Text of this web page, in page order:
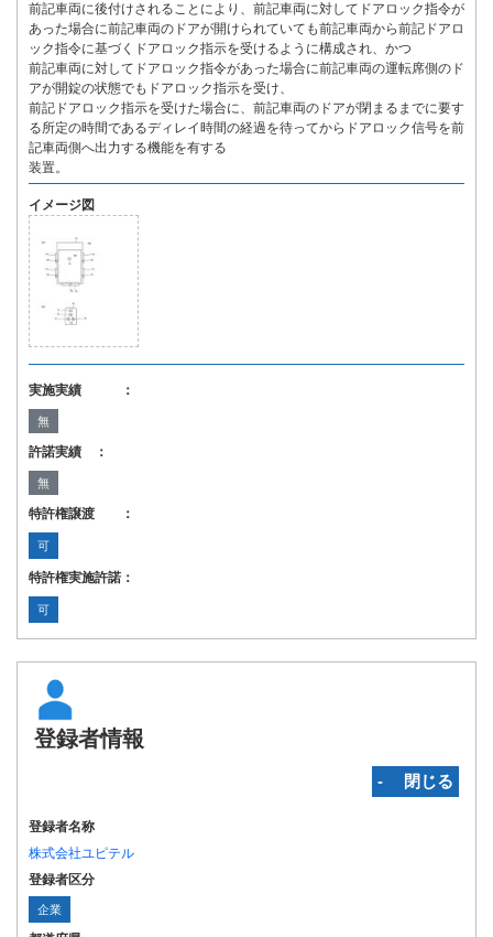
前記車両に後付けされることにより、前記車両に対してドアロック指令が
あった場合に前記車両のドアが開けられていても前記車両から前記ドアロ
ック指令に基づくドアロック指示を受けるように構成され、かつ
前記車両に対してドアロック指令があった場合に前記車両の運転席側のド
アが開錠の状態でもドアロック指示を受け、
前記ドアロック指示を受けた場合に、前記車両のドアが閉まるまでに要す
る所定の時間であるディレイ時間の経過を待ってからドアロック信号を前
記車両側へ出力する機能を有する
装置。
イメージ図
実施実績 ：
無
許諾実績 ：
無
特許権譲渡 ：
可
特許権実施許諾：
可
登録者情報
‐ 閉じる
登録者名称
株式会社ユピテル
登録者区分
企業